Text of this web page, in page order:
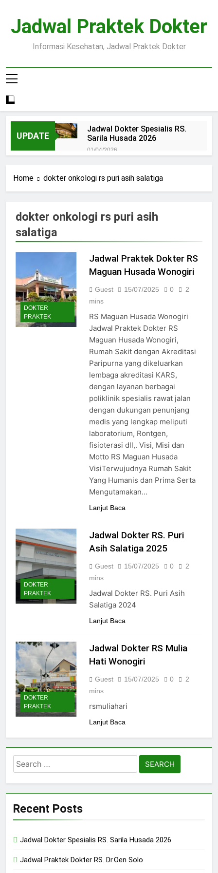
content
Jadwal Praktek Dokter
Informasi Kesehatan, Jadwal Praktek Dokter
UPDATE
Jadwal Dokter Spesialis RS.
Sarila Husada 2026
01/04/2026
15/07/2025
Pendaftaran Pasien BPJS
15/07/2025
Jadwal Dokter RS PKU Solo:
Jadwal Praktek Dokter RS
Maguan Husada Wonogiri
15/07/2025
Daftar online rs sarila
husada sragen
Jadwal Dokter RS. Puri Asih
Salatiga 2025
15/07/2025
Jadwal Dokter RS Mulia
Hati Wonogiri
15/07/2025
Pendaftaran Pasien BPJS
RSUD Bung Karno
24/05/2024
Pendaftaran Pasien BPJS
RSUD Banyumas
Home dokter onkologi rs puri asih salatiga
dokter onkologi rs puri asih
salatiga
DOKTER
PRAKTEK
Jadwal Praktek Dokter RS
Maguan Husada Wonogiri
Guest 15/07/2025 0
2
mins
RS Maguan Husada Wonogiri
Jadwal Praktek Dokter RS
Maguan Husada Wonogiri,
Rumah Sakit dengan Akreditasi
Paripurna yang dikeluarkan
lembaga akreditasi KARS,
dengan layanan berbagai
poliklinik spesialis rawat jalan
dengan dukungan penunjang
medis yang lengkap meliputi
laboratorium, Rontgen,
fisioterasi dll,. Visi, Misi dan
Motto RS Maguan Husada
VisiTerwujudnya Rumah Sakit
Yang Humanis dan Prima Serta
Mengutamakan…
Lanjut Baca
DOKTER
PRAKTEK
Jadwal Dokter RS. Puri
Asih Salatiga 2025
Guest 15/07/2025 0
2
mins
Jadwal Dokter RS. Puri Asih
Salatiga 2024
Lanjut Baca
DOKTER
PRAKTEK
Jadwal Dokter RS Mulia
Hati Wonogiri
Guest 15/07/2025 0
2
mins
rsmuliahari
Lanjut Baca
Search
for:
Recent Posts
Jadwal Dokter Spesialis RS. Sarila Husada 2026
Jadwal Praktek Dokter RS. Dr.Oen Solo